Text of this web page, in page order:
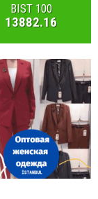
BIST 100
13882.16